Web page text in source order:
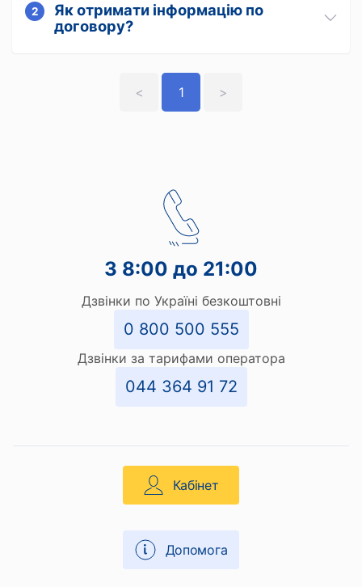
2
Як отримати інформацію по
договору?
< 1 >
З 8:00 до 21:00
Дзвінки по Україні безкоштовні
0 800 500 555
Дзвінки за тарифами оператора
044 364 91 72
Кабінет
Допомога